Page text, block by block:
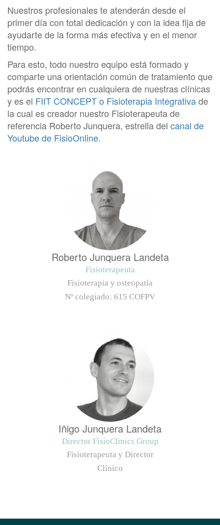
Nuestros profesionales te atenderán desde el
primer día con total dedicación y con la idea fija de
ayudarte de la forma más efectiva y en el menor
tiempo.
Para esto, todo nuestro equipo está formado y
comparte una orientación común de tratamiento que
podrás encontrar en cualquiera de nuestras clínicas
y es el FIIT CONCEPT o Fisioterapia Integrativade
la cual es creador nuestro Fisioterapeuta de
referencia Roberto Junquera, estrella del canal de
Youtube de FisioOnline.
Roberto Junquera Landeta
Fisioterapeuta
Fisioterapia y osteopatía
Nº colegiado: 615 COFPV
Iñigo Junquera Landeta
Director FisioClinics Group
Fisioterapeuta y Director
Clínico